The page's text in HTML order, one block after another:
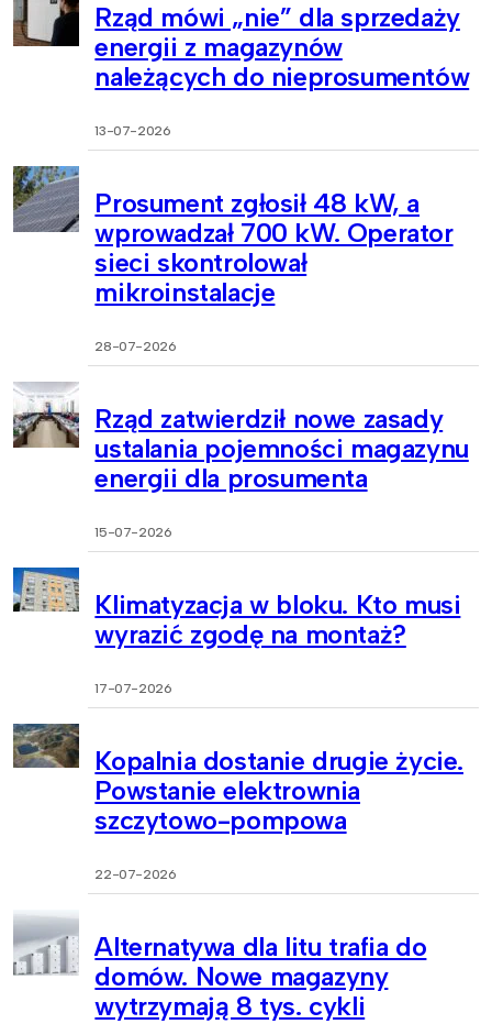
Rząd mówi „nie” dla sprzedaży
energii z magazynów
należących do nieprosumentów
13-07-2026
Prosument zgłosił 48 kW, a
wprowadzał 700 kW. Operator
sieci skontrolował
mikroinstalacje
28-07-2026
Rząd zatwierdził nowe zasady
ustalania pojemności magazynu
energii dla prosumenta
15-07-2026
Klimatyzacja w bloku. Kto musi
wyrazić zgodę na montaż?
17-07-2026
Kopalnia dostanie drugie życie.
Powstanie elektrownia
szczytowo-pompowa
22-07-2026
Alternatywa dla litu trafia do
domów. Nowe magazyny
wytrzymają 8 tys. cykli